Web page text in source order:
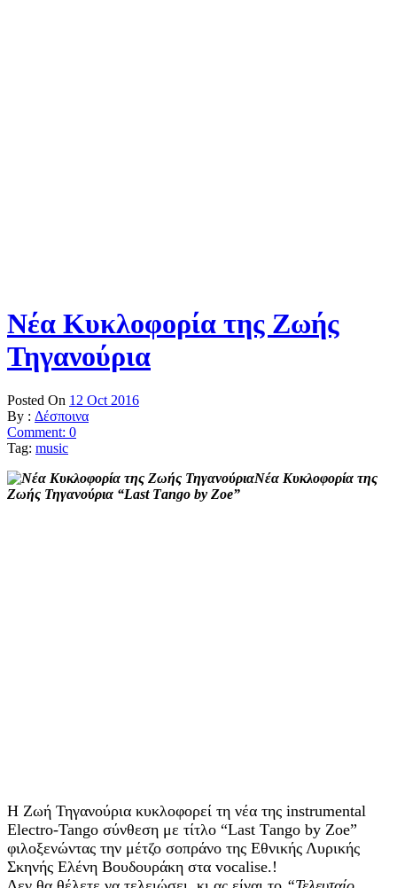
Νέα Κυκλοφορία της Ζωής
Τηγανούρια
Posted On 12 Oct 2016
By : Δέσποινα
Comment: 0
Tag: music
Νέα Κυκλοφορία της
Ζωής Τηγανούρια “Last Τango by Zoe”
Η Zωή Τηγανούρια κυκλοφορεί τη νέα της instrumental
Electro-Tango σύνθεση με τίτλο “Last Τango by Zoe”
φιλοξενώντας την μέτζο σοπράνο της Εθνικής Λυρικής
Σκηνής Ελένη Βουδουράκη στα vocalise.!